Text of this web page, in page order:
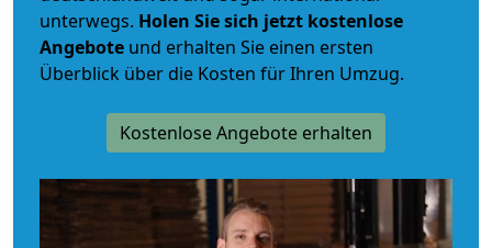
unterwegs. Holen Sie sich jetzt kostenlose
Angebote und erhalten Sie einen ersten
Überblick über die Kosten für Ihren Umzug.
Kostenlose Angebote erhalten